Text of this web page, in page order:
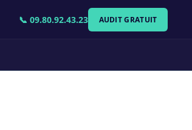
📞 09.80.92.43.23 AUDIT GRATUIT